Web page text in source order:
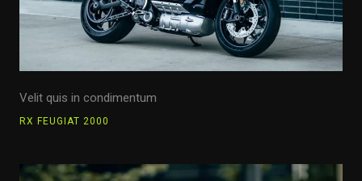
Velit quis in condimentum
RX FEUGIAT 2000